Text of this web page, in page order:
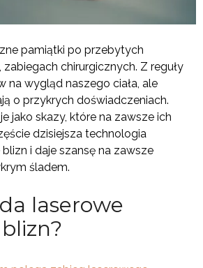
pamiątki po przebytych
chirurgicznych. Z reguły
na wygląd naszego ciała, ale
o przykrych doświadczeniach.
jako skazy, które na zawsze ich
dzisiejsza technologia
i daje szansę na zawsze
śladem.
laserowe